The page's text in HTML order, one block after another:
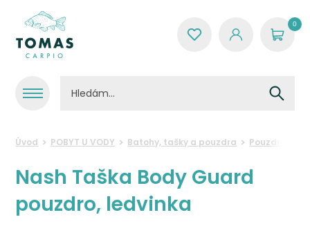
0
Úvod POBYT U VODY Batohy, tašky a pouzdra Pouzdra a
Nash Taška Body Guard
pouzdro, ledvinka